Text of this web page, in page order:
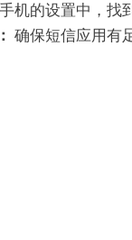
机的设置中，找
确保短信应用有